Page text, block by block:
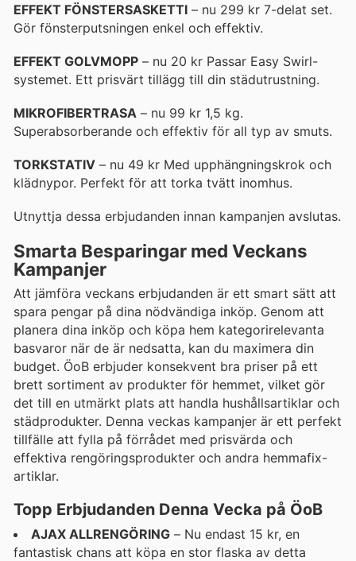
EFFEKT FÖNSTERSASKETTI – nu 299 kr 7-delat set.
Gör fönsterputsningen enkel och effektiv.
EFFEKT GOLVMOPP – nu 20 kr Passar Easy Swirl-
systemet. Ett prisvärt tillägg till din städutrustning.
MIKROFIBERTRASA – nu 99 kr 1,5 kg.
Superabsorberande och effektiv för all typ av smuts.
TORKSTATIV – nu 49 kr Med upphängningskrok och
klädnypor. Perfekt för att torka tvätt inomhus.
Utnyttja dessa erbjudanden innan kampanjen avslutas.
Smarta Besparingar med Veckans
Kampanjer
Att jämföra veckans erbjudanden är ett smart sätt att
spara pengar på dina nödvändiga inköp. Genom att
planera dina inköp och köpa hem kategorirelevanta
basvaror när de är nedsatta, kan du maximera din
budget. ÖoB erbjuder konsekvent bra priser på ett
brett sortiment av produkter för hemmet, vilket gör
det till en utmärkt plats att handla hushållsartiklar och
städprodukter. Denna veckas kampanjer är ett perfekt
tillfälle att fylla på förrådet med prisvärda och
effektiva rengöringsprodukter och andra hemmafix-
artiklar.
Topp Erbjudanden Denna Vecka på ÖoB
AJAX ALLRENGÖRING – Nu endast 15 kr, en
fantastisk chans att köpa en stor flaska av detta